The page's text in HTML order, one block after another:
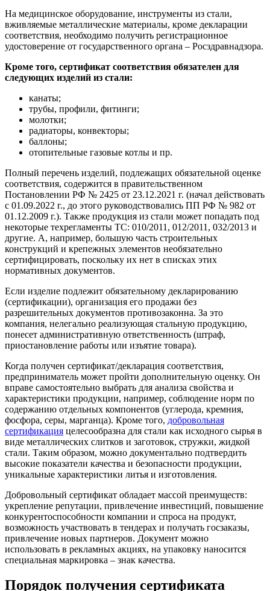
На медицинское оборудование, инструменты из стали,
вживляемые металлические материалы, кроме декларации
соответствия, необходимо получить регистрационное
удостоверение от государственного органа – Росздравнадзора.
Кроме того, сертификат соответствия обязателен для
следующих изделий из стали:
канаты;
трубы, профили, фитинги;
молотки;
радиаторы, конвекторы;
баллоны;
отопительные газовые котлы и пр.
Полный перечень изделий, подлежащих обязательной оценке
соответствия, содержится в правительственном
Постановлении РФ № 2425 от 23.12.2021 г. (начал действовать
с 01.09.2022 г., до этого руководствовались ПП РФ № 982 от
01.12.2009 г.). Также продукция из стали может попадать под
некоторые техрегламенты ТС: 010/2011, 012/2011, 032/2013 и
другие. А, например, большую часть строительных
конструкций и крепежных элементов необязательно
сертифицировать, поскольку их нет в списках этих
нормативных документов.
Если изделие подлежит обязательному декларированию
(сертификации), организация его продажи без
разрешительных документов противозаконна. За это
компания, нелегально реализующая стальную продукцию,
понесет административную ответственность (штраф,
приостановление работы или изъятие товара).
Когда получен сертификат/декларация соответствия,
предприниматель может пройти дополнительную оценку. Он
вправе самостоятельно выбрать для анализа свойства и
характеристики продукции, например, соблюдение норм по
содержанию отдельных компонентов (углерода, кремния,
фосфора, серы, марганца). Кроме того, добровольная
сертификация целесообразна для стали как исходного сырья в
виде металлических слитков и заготовок, стружки, жидкой
стали. Таким образом, можно документально подтвердить
высокие показатели качества и безопасности продукции,
уникальные характеристики литья и изготовления.
Добровольный сертификат обладает массой преимуществ:
укрепление репутации, привлечение инвестиций, повышение
конкурентоспособности компании и спроса на продукт,
возможность участвовать в тендерах и получать госзаказы,
привлечение новых партнеров. Документ можно
использовать в рекламных акциях, на упаковку наносится
специальная маркировка – знак качества.
Порядок получения сертификата